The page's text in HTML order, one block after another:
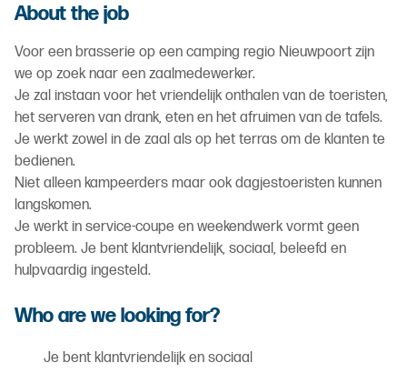
About the job
Voor een brasserie op een camping regio Nieuwpoort zijn
we op zoek naar een zaalmedewerker.
Je zal instaan voor het vriendelijk onthalen van de toeristen,
het serveren van drank, eten en het afruimen van de tafels.
Je werkt zowel in de zaal als op het terras om de klanten te
bedienen.
Niet alleen kampeerders maar ook dagjestoeristen kunnen
langskomen.
Je werkt in service-coupe en weekendwerk vormt geen
probleem. Je bent klantvriendelijk, sociaal, beleefd en
hulpvaardig ingesteld.
Who are we looking for?
Je bent klantvriendelijk en sociaal